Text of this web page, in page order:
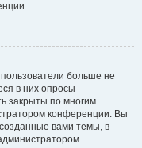
больше не
в них опросы
закрыты по многим
конференции. Вы
вами темы, в